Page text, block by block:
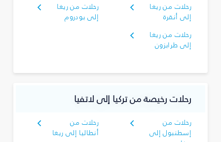
رحلات من ريغا
إلى أنقرة
رحلات من ريغا
إلى بودروم
رحلات من ريغا
إلى طرابزون
رحلات رخيصة من تركيا إلى لاتفيا
رحلات من
إسطنبول إلى
رحلات من
أنطاليا إلى ريغا